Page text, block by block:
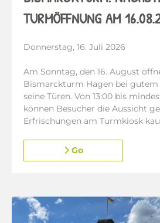
TURMÖFFNUNG AM
Donnerstag, 16. Juli 2026
Am Sonntag, den 16. August
Bismarckturm Hagen bei
seine Türen. Von 13:00 bis
können Besucher die Aussicht
Erfrischungen am Turmkiosk
Go